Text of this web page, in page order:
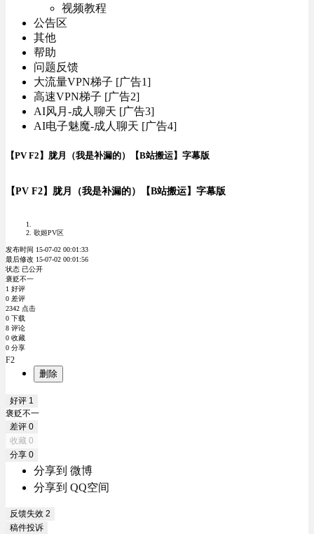
视频教程
公告区
其他
帮助
问题反馈
大流量VPN梯子 [广告1]
高速VPN梯子 [广告2]
AI风月-成人聊天 [广告3]
AI电子魅魔-成人聊天 [广告4]
【PV F2】胧月（我是补漏的）【B站搬运】字幕版
【PV F2】胧月（我是补漏的）【B站搬运】字幕版
歌姬PV区
发布时间 15-07-02 00:01:33
最后修改 15-07-02 00:01:56
状态 已公开
褒贬不一
1 好评
0 差评
2342 点击
0 下载
8 评论
0 收藏
0 分享
F2
删除
好评 1
褒贬不一
差评 0
收藏 0
分享 0
分享到 微博
分享到 QQ空间
反馈失效 2
稿件投诉